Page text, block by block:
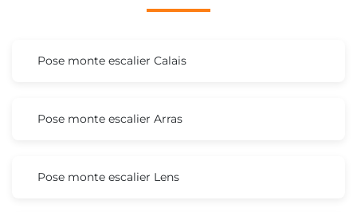
Pose monte escalier Calais
Pose monte escalier Arras
Pose monte escalier Lens